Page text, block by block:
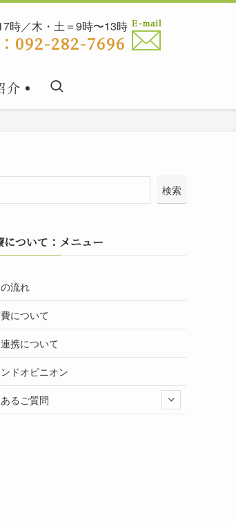
時／木・土＝9時〜13時
092-282-7696
介
検索
について：メニュー
流れ
について
携について
ドオピニオン
るご質問